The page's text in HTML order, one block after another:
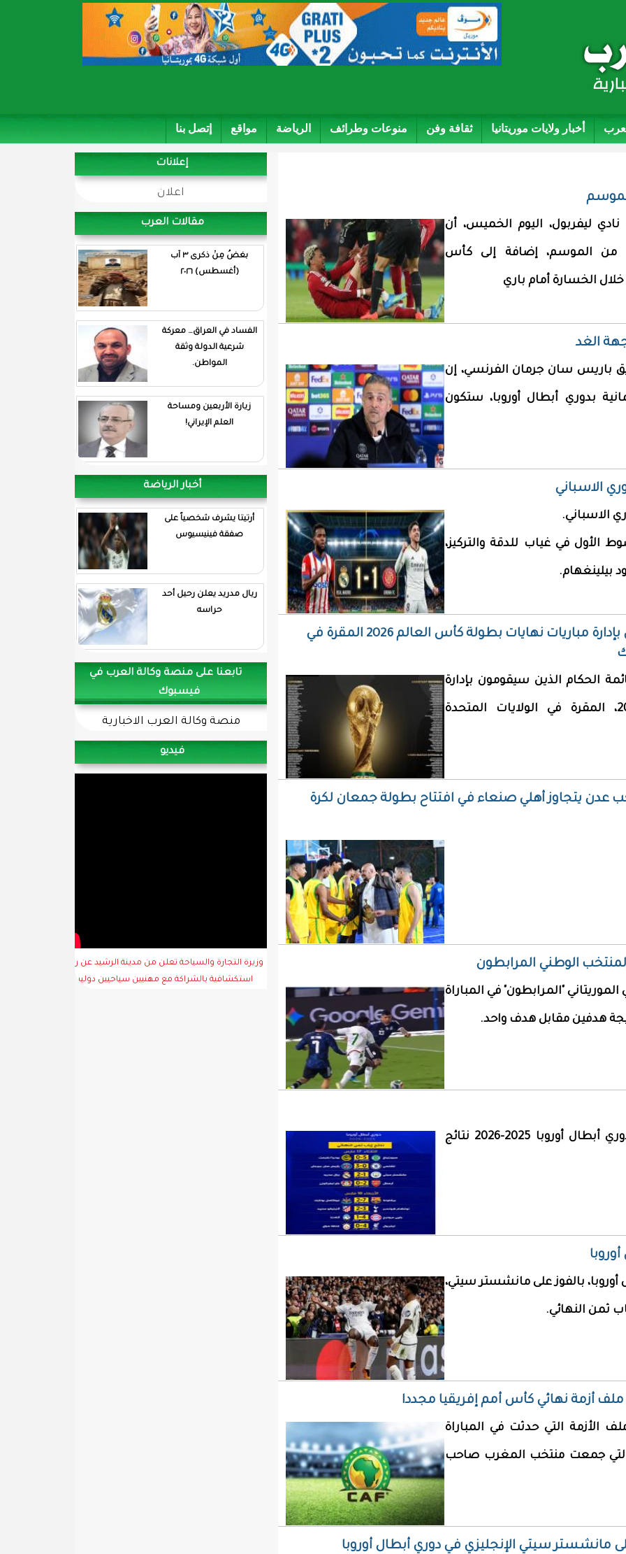
أخبار ولايات موريتانيا ثقافة وفن منوعات وطرائف الرياضة مواقع إتصل بنا
ليفربول، اليوم الخميس، أن
من الموسم، إضافة إلى كأس
الغد
باريس سان جرمان الفرنسي، إن
بدوري أبطال أوروبا، ستكون
الاسباني
الأول في غياب للدقة والتركيز،
بيلينغهام.
الكشف عن قائمة الحكام الذين سيقومون بإدارة مباريات نهايات بطولة كأس العالم 2026 المقرة في
الحكام الذين سيقومون بإدارة
مباريات نهايات بطولة كأس العالم 2026، المقرة في الولايات المتحدة
يتجاوز أهلي صنعاء في افتتاح بطولة جمعان لكرة
الوطني المرابطون
"المرابطون" في المباراة
هدفين مقابل هدف واحد.
شهد دور الـ16 لنسخة الموسم الحالي من دوري أبطال أوروبا 2025-2026 نتائج
بالفوز على مانشستر سيتي،
ملف أزمة نهائي كأس أمم إفريقيا مجددا
الأزمة التي حدثت في المباراة
لبطولة كأس الأمم الإفريقية 2025، التي جمعت منتخب المغرب صاحب
مانشستر سيتي الإنجليزي في دوري أبطال أوروبا
إعلانات
اعلان
مقالات العرب
بغضُ مِنْ ذكرى ٣ آب
(أغسطس) ٢٠٢٦
الفساد في العراق… معركة
شرعية الدولة وثقة
المواطن.
زيارة الأربعين ومساحة
العلم الإيراني!
أخبار الرياضة
أرتيتا يشرف شخصياً على
صفقة فينيسيوس
ريال مدريد يعلن رحيل أحد
حراسه
تابعنا على منصة وكالة العرب في
فيسبوك
منصة وكالة العرب الاخبارية
فيديو
وزيرة التجارة والسياحة تعلن من مدينة الرشيد عن رحلة
استكشافية بالشراكة مع مهنيين سياحيين دوليين